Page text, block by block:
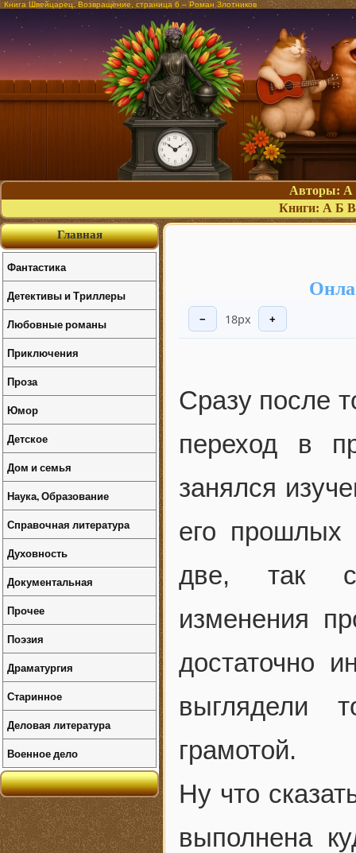
Книга Швейцарец. Возвращение, страница 6 – Роман Злотников
Авторы: А
Книги: А Б В
− 18px +
Сразу после
переход в
занялся
его прошлых
две, так
изменения
достаточно
выглядели
грамотой.
Ну что
выполнена
Главная
Фантастика
Детективы и Триллеры
Любовные романы
Приключения
Проза
Юмор
Детское
Дом и семья
Наука, Образование
Справочная литература
Духовность
Документальная
Прочее
Поэзия
Драматургия
Старинное
Деловая литература
Военное дело